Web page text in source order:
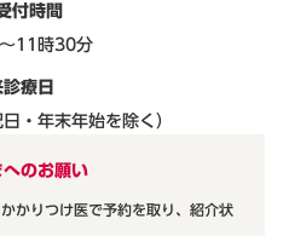
付時間
11時30分
療日
・年末年始を除く）
のお願い
かりつけ医で予約を取り、紹介状